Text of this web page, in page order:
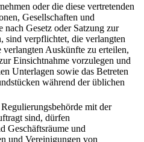
oder die diese vertretenden
Gesellschaften und
nach Gesetz oder Satzung zur
sind verpflichtet, die verlangten
verlangten Auskünfte zu erteilen,
Einsichtnahme vorzulegen und
Unterlagen sowie das Betreten
während der üblichen
mit der
sind, dürfen
Geschäftsräume und
und Vereinigungen von